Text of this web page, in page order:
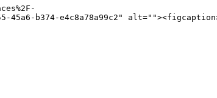
7155-45a6-b374-e4c8a78a99c2"